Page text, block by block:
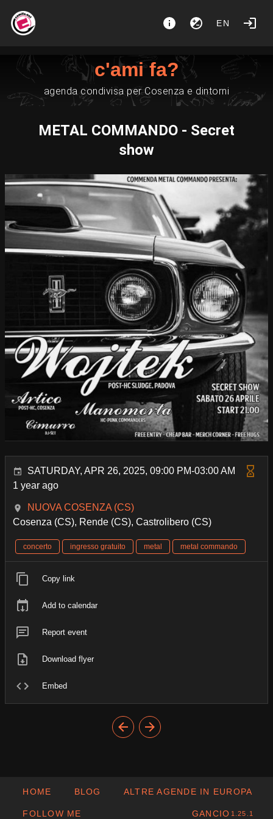
EN
c'ami fa?
agenda condivisa per Cosenza e dintorni
METAL COMMANDO - Secret
show
SATURDAY, APR 26, 2025, 09:00 PM-03:00 AM
1 year ago
NUOVA COSENZA (CS)
Cosenza (CS), Rende (CS), Castrolibero (CS)
concerto ingresso gratuito metal metal commando
Copy link
Add to calendar
Report event
Download flyer
Embed
HOME BLOG ALTRE AGENDE IN EUROPA
FOLLOW ME GANCIO 1.25.1